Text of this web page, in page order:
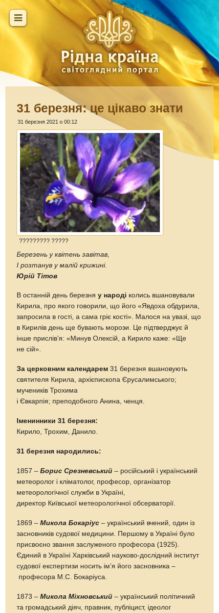
31 березня: це цікаво знати
31 березня 2021 о 00:12
????????? ?????
Березень у квітень завітав,
І розтанув у малій крижині.
Юрій Тітов
В останній день березняу народі колись вшановували
Кирила, про якого говорили, що його «Явдоха обдурила,
запросила в гості, а сама гріє кості». Малося на увазі, що
в Кирилів день ще бувають морози. Це підтверджує й
інше прислів’я: «Минув Олексій, а Кирило каже: «Ще
не сій».
За церковним календарем 31 березня вшановують
святителя Кирила, архієпископа Єрусалимського;
мучеників Трохима
і Євкарпія; преподобного Анина, ченця.
Іменинники 31 березня:
Кирило, Трохим, Данило.
31 березня народились:
1857 –Борис Срезневський – російський і український
метеоролог і кліматолог, професор, організатор
метеорологічної служби в Україні,
директор Київської метеорологічної обсерваторії.
1869 –Микола Бокаріус – український вчений, один із
засновників судової медицини. Першому в Україні було
присвоєно звання заслуженого професора (1925).
Єдиний в Україні Харківський науково-дослідний інститут
судової експертизи носить ім’я його засновника –
професора М.С. Бокаріуса.
1873 –Микола Міхновський – український політичний
та громадський діяч, правник, публіцист, ідеолог